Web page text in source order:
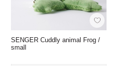
SENGER Cuddly animal Frog /
small